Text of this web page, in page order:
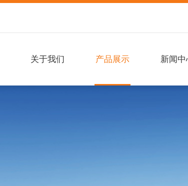
关于我们 产品展示 新闻中